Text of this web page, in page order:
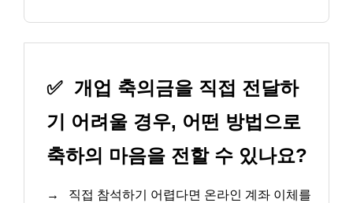
✅ 개업 축의금을 직접 전달하
기 어려울 경우, 어떤 방법으로
축하의 마음을 전할 수 있나요?
→
직접 참석하기 어렵다면 온라인 계좌 이체를